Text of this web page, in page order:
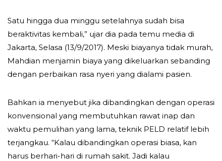
Satu hingga dua minggu setelahnya sudah bisa
beraktivitas kembali,” ujar dia pada temu media di
Jakarta, Selasa (13/9/2017). Meski biayanya tidak murah,
Mahdian menjamin biaya yang dikeluarkan sebanding
dengan perbaikan rasa nyeri yang dialami pasien.
Bahkan ia menyebut jika dibandingkan dengan operasi
konvensional yang membutuhkan rawat inap dan
waktu pemulihan yang lama, teknik PELD relatif lebih
terjangkau. “Kalau dibandingkan operasi biasa, kan
harus berhari-hari di rumah sakit. Jadi kalau